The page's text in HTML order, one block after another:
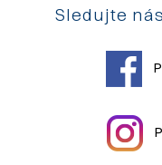
Sledujte